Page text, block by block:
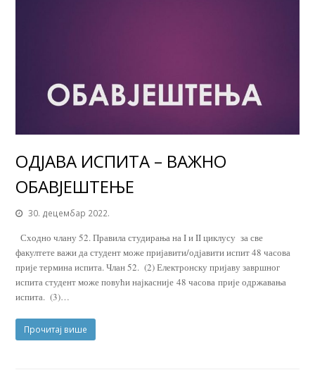
ОДЈАВА ИСПИТА – ВАЖНО
ОБАВЈЕШТЕЊЕ
30. децембар 2022.
Сходно члану 52. Правила студирања на I и II циклусу за све
факултете важи да студент може пријавити/одјавити испит 48 часова
прије термина испита. Члан 52. (2) Електронску пријаву завршног
испита студент може повући најкасније 48 часова прије одржавања
испита. (3)…
Прочитај више